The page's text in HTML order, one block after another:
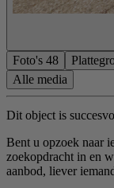
Foto's 48
Alle media
Dit object is
Bent u opzoek naar
zoekopdracht in en
aanbod, liever